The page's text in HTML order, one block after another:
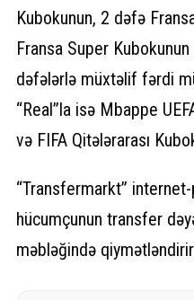
Kubokunun, 2 dəfə
Fransa Super
dəfələrlə müxtəlif fərdi
“Real”la isə Mbappe
və FIFA Qitələrarası
“Transfermarkt” internet-
hücumçunun transfer
məbləğində